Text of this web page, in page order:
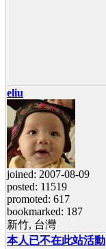
eliu
joined: 2007-08-09
posted: 11519
promoted: 617
bookmarked: 187
新竹, 台灣
本人已不在此站活動